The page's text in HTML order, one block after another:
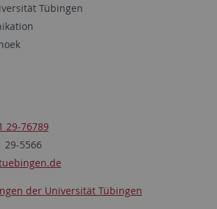
Tübingen
29-76789
29-5566
der Universität Tübingen